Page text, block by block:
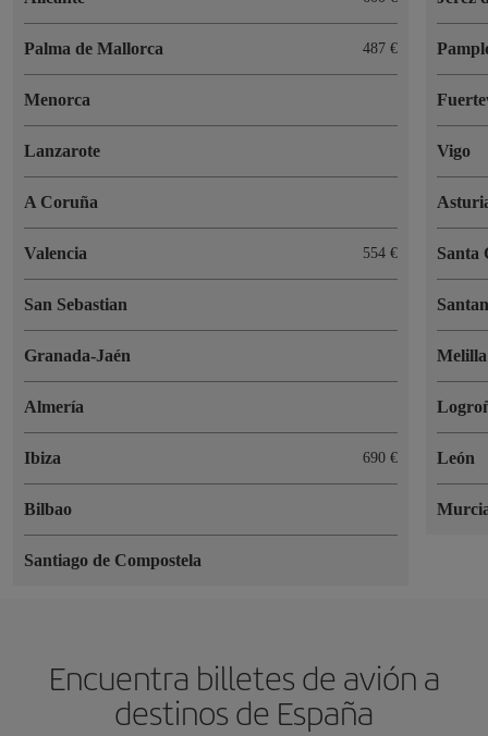
Palma de Mallorca 487 €
Menorca
Lanzarote
A Coruña
Valencia 554 €
San Sebastian
Granada-Jaén
Almería
Ibiza 690 €
Bilbao
Santiago de Compostela
Vigo
Santa
Melilla
León
Encuentra billetes de avión a
destinos de España